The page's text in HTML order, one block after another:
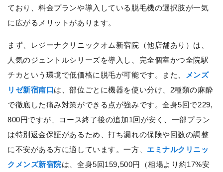
ており、料金プランや導入している脱毛機の選択肢が一気
に広がるメリットがあります。
まず、レジーナクリニックオム新宿院（他店舗あり）は、
人気のジェントルシリーズを導入し、完全個室かつ全院駅
チカという環境で低価格に脱毛が可能です。また、
メンズ
リゼ新宿南口は、部位ごとに機器を使い分け、2種類の麻酔
で徹底した痛み対策ができる点が強みです。全身5回で229,
800円ですが、コース終了後の追加1回が安く、一部プラン
は特別返金保証があるため、打ち漏れの保険や回数の調整
に不安がある方に適しています。一方、 エミナルクリニッ
クメンズ新宿院は、全身5回159,500円（相場より約17%安